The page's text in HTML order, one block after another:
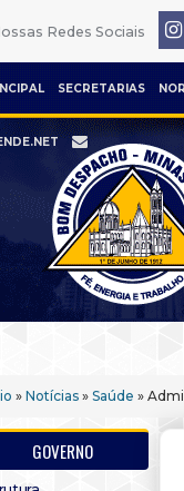
Redes Sociais
SECRETARIAS
» Notícias » Saúde »
GOVERNO